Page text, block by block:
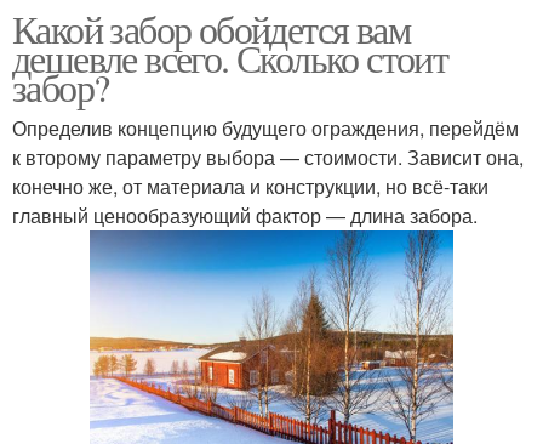
Какой забор обойдется вам
дешевле всего. Сколько стоит
забор?
Определив концепцию будущего ограждения, перейдём
к второму параметру выбора — стоимости. Зависит она,
конечно же, от материала и конструкции, но всё-таки
главный ценообразующий фактор — длина забора.